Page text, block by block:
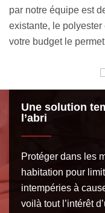
l’abri des
la superficie de la
taille de la bâche à
Une solution
l’abri
Protéger dans les
habitation pour
intempéries à
voilà tout l’intérêt